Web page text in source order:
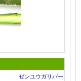
ゼンユウガリバー